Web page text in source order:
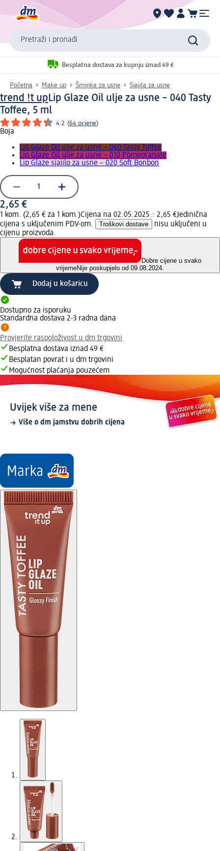
Pretraži i pronađi
Besplatna dostava za kupnju iznad 49 €
Početna Make up Šminka za usne Sjajila za usne
trend !t upLip Glaze Oil ulje za usne – 040 Tasty
Toffee, 5 ml
4.2 (64 ocjene)
Boja
Lip Glaze Oil ulje za usne – 040 Tasty Toffee
Lip Glaze Oil ulje za usne – 010 Pomegranate
Lip Glaze sjajilo za usne – 020 Soft Bonbon
2,65 €
1 kom. (2,65 € za 1 kom.)Cijena na 02.05.2025.: 2,65 €Jedinična
cijena s uključenim PDV-om.
Troškovi dostave
nisu uključeni u
cijenu proizvoda.
Dobre cijene u svako
vrijemeNije poskupjelo od 09.08.2024.
Dodaj u košaricu
Dostupno za isporuku
Standardna dostava 2-3 radna dana
Provjerite raspoloživost u dm trgovini
Besplatna dostava iznad 49 €
Besplatan povrat i u dm trgovini
Mogućnost plaćanja pouzećem
Uvijek više za mene
Više o dm jamstvu dobrih cijena